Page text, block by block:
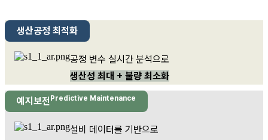
생산공정 최적화
공정 변수 실시간 분석으로
생산성 최대 + 불량 최소화
예지보전 Predictive Maintenance
설비 데이터를 기반으로